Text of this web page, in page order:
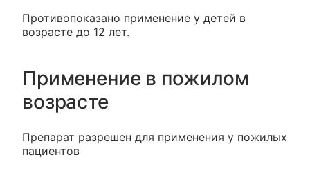
Противопоказано применение у детей в
возрасте до 12 лет.
Применение в пожилом
возрасте
Препарат разрешен для применения у пожилых
пациентов